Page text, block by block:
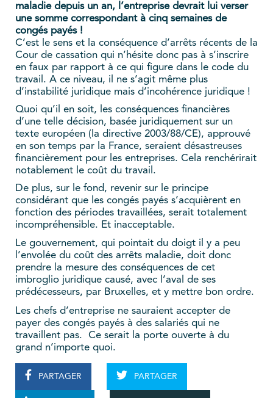
maladie depuis un an, l’entreprise devrait lui verser
une somme correspondant à cinq semaines de
congés payés !
C’est le sens et la conséquence d’arrêts récents de la
Cour de cassation qui n’hésite donc pas à s’inscrire
en faux par rapport à ce qui figure dans le code du
travail. A ce niveau, il ne s’agit même plus
d’instabilité juridique mais d’incohérence juridique !
Quoi qu’il en soit, les conséquences financières
d’une telle décision, basée juridiquement sur un
texte européen (la directive 2003/88/CE), approuvé
en son temps par la France, seraient désastreuses
financièrement pour les entreprises. Cela renchérirait
notablement le coût du travail.
De plus, sur le fond, revenir sur le principe
considérant que les congés payés s’acquièrent en
fonction des périodes travaillées, serait totalement
incompréhensible. Et inacceptable.
Le gouvernement, qui pointait du doigt il y a peu
l’envolée du coût des arrêts maladie, doit donc
prendre la mesure des conséquences de cet
imbroglio juridique causé, avec l’aval de ses
prédécesseurs, par Bruxelles, et y mettre bon ordre.
Les chefs d’entreprise ne sauraient accepter de
payer des congés payés à des salariés qui ne
travaillent pas. Ce serait la porte ouverte à du
grand n’importe quoi.
PARTAGER PARTAGER